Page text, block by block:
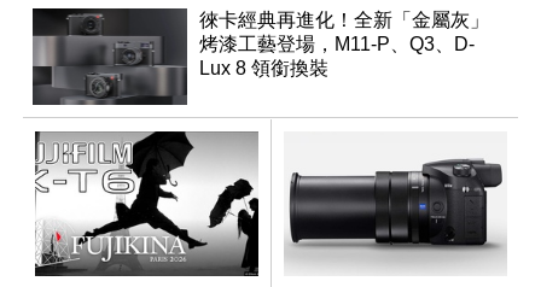
徠卡經典再進化！全新「金屬灰」
烤漆工藝登場，M11-P、Q3、D-
Lux 8 領銜換裝